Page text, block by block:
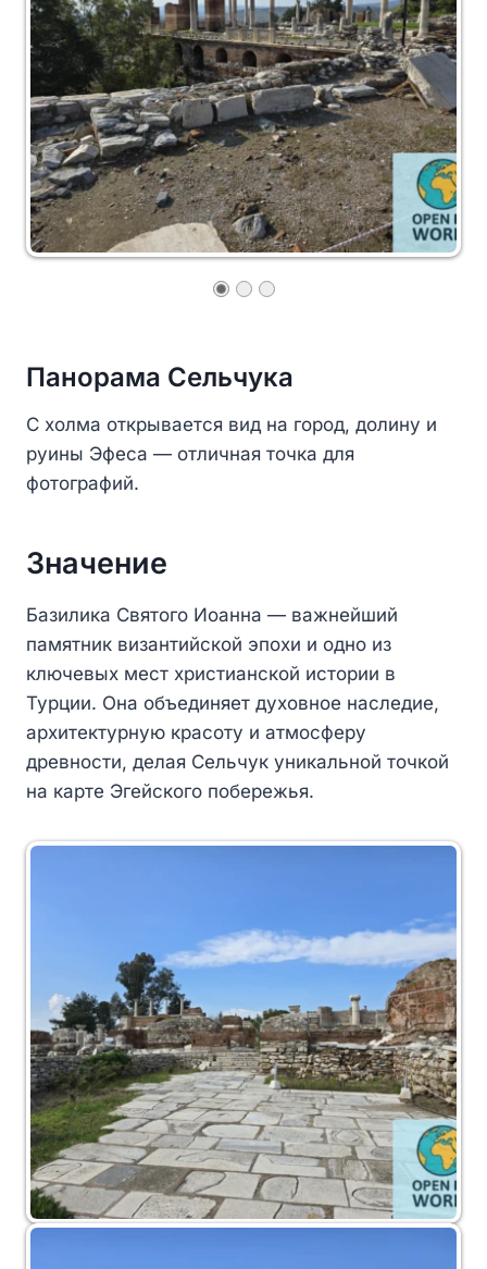
Панорама Сельчука
С холма открывается вид на город, долину и
руины Эфеса — отличная точка для
фотографий.
Значение
Базилика Святого Иоанна — важнейший
памятник византийской эпохи и одно из
ключевых мест христианской истории в
Турции. Она объединяет духовное наследие,
архитектурную красоту и атмосферу
древности, делая Сельчук уникальной точкой
на карте Эгейского побережья.